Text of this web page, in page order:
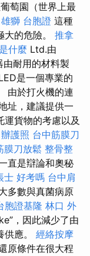
萄園（世界上最
雄獅 台胞證 這種
的危險。 推拿
什麼 Ltd.由
耐用的材料製
是一個專業的
由於打火機的連
址，建議提供一
貨物的考慮以及
辦護照 台中筋膜刀
膜刀放鬆 整骨整
直是辯論和奧秘
士 好考嗎 台中肩
多數與真菌病原
胞證基隆 林口 外
，因此減少了由
應。 經絡按摩
原條件在很大程